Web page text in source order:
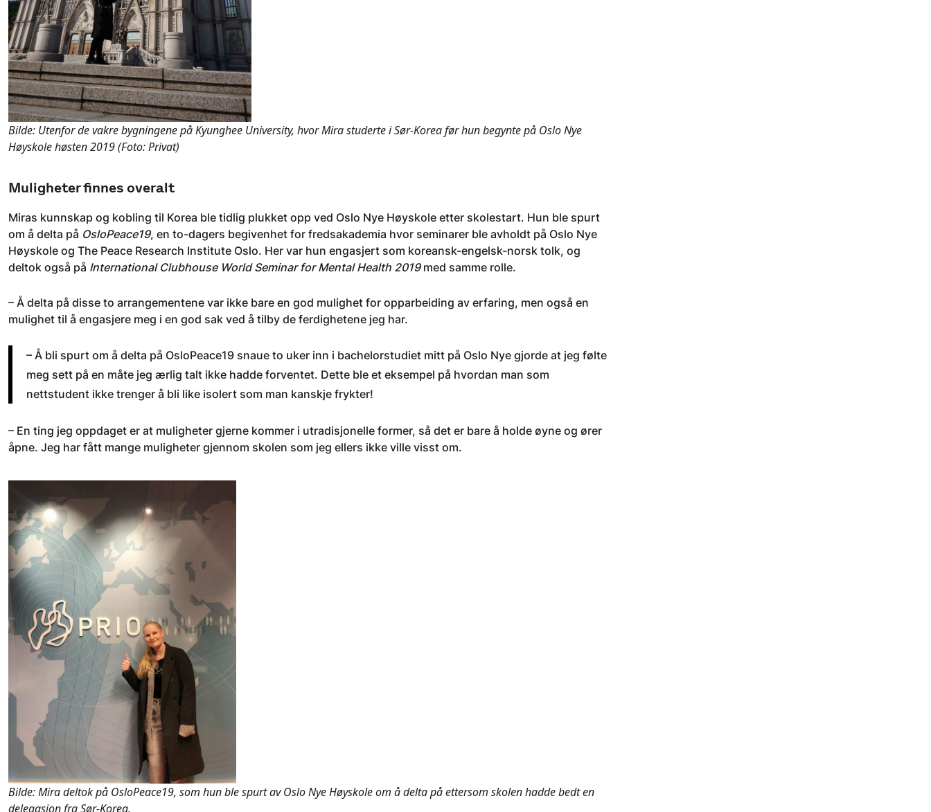
Bilde: Utenfor de vakre bygningene på Kyunghee University, hvor Mira studerte i Sør-Korea før hun begynte på Oslo Nye
Høyskole høsten 2019 (Foto: Privat)
Muligheter finnes overalt
Miras kunnskap og kobling til Korea ble tidlig plukket opp ved Oslo Nye Høyskole etter skolestart. Hun ble spurt
om å delta på OsloPeace19, en to-dagers begivenhet for fredsakademia hvor seminarer ble avholdt på Oslo Nye
Høyskole og The Peace Research Institute Oslo. Her var hun engasjert som koreansk-engelsk-norsk tolk, og
deltok også på International Clubhouse World Seminar for Mental Health 2019 med samme rolle.
– Å delta på disse to arrangementene var ikke bare en god mulighet for opparbeiding av erfaring, men også en
mulighet til å engasjere meg i en god sak ved å tilby de ferdighetene jeg har.
– Å bli spurt om å delta på OsloPeace19 snaue to uker inn i bachelorstudiet mitt på Oslo Nye gjorde at jeg følte
meg sett på en måte jeg ærlig talt ikke hadde forventet. Dette ble et eksempel på hvordan man som
nettstudent ikke trenger å bli like isolert som man kanskje frykter!
– En ting jeg oppdaget er at muligheter gjerne kommer i utradisjonelle former, så det er bare å holde øyne og ører
åpne. Jeg har fått mange muligheter gjennom skolen som jeg ellers ikke ville visst om.
Bilde: Mira deltok på OsloPeace19, som hun ble spurt av Oslo Nye Høyskole om å delta på ettersom skolen hadde bedt en
delegasjon fra Sør-Korea.